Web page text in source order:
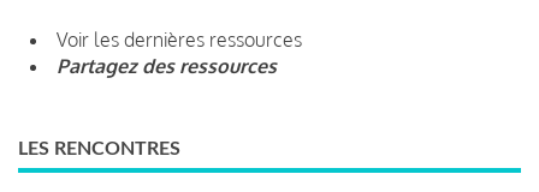
Voir les dernières ressources
Partagez des ressources
LES RENCONTRES